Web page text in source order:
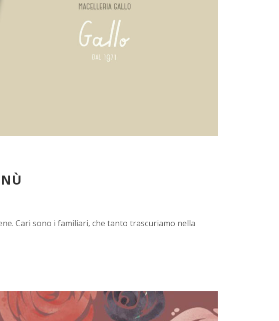
Cari sono i familiari, che tanto trascuriamo nella